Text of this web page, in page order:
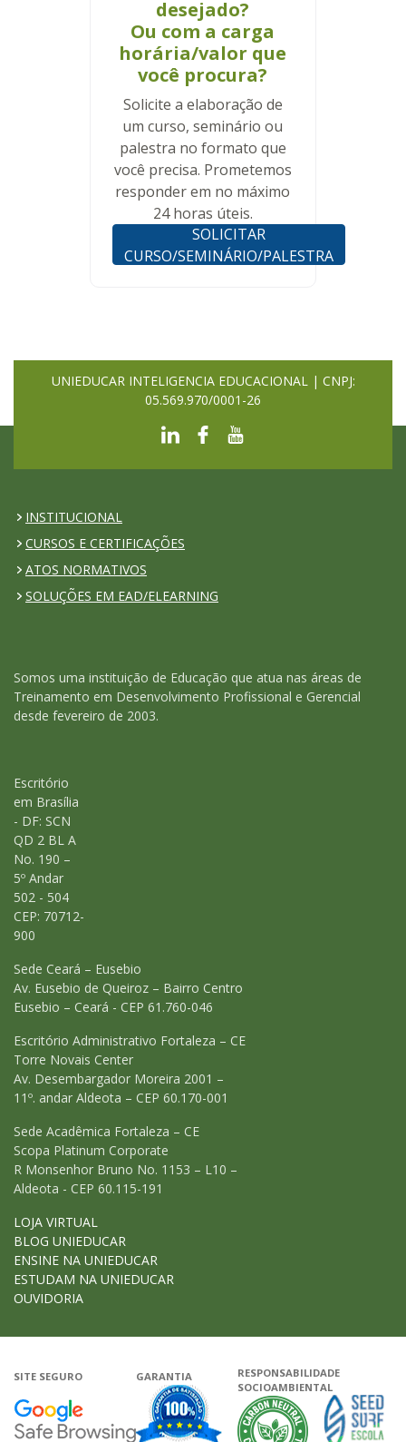
desejado?
Ou com a carga
horária/valor que
você procura?
Solicite a elaboração de
um curso, seminário ou
palestra no formato que
você precisa. Prometemos
responder em no máximo
24 horas úteis.
SOLICITAR
CURSO/SEMINÁRIO/PALESTRA
UNIEDUCAR INTELIGENCIA EDUCACIONAL | CNPJ:
05.569.970/0001-26
INSTITUCIONAL
CURSOS E CERTIFICAÇÕES
ATOS NORMATIVOS
SOLUÇÕES EM EAD/ELEARNING
Somos uma instituição de Educação que atua nas áreas de
Treinamento em Desenvolvimento Profissional e Gerencial
desde fevereiro de 2003.
Escritório
em Brasília
- DF: SCN
QD 2 BL A
No. 190 –
5º Andar
502 - 504
CEP: 70712-
900
Sede Ceará – Eusebio
Av. Eusebio de Queiroz – Bairro Centro
Eusebio – Ceará - CEP 61.760-046
Escritório Administrativo Fortaleza – CE
Torre Novais Center
Av. Desembargador Moreira 2001 –
11º. andar Aldeota – CEP 60.170-001
Sede Acadêmica Fortaleza – CE
Scopa Platinum Corporate
R Monsenhor Bruno No. 1153 – L10 –
Aldeota - CEP 60.115-191
LOJA VIRTUAL
BLOG UNIEDUCAR
ENSINE NA UNIEDUCAR
ESTUDAM NA UNIEDUCAR
OUVIDORIA
SITE SEGURO
Google - Status do site no
GARANTIA
Garantia de satisfação
RESPONSABILIDADE
SOCIOAMBIENTAL
A